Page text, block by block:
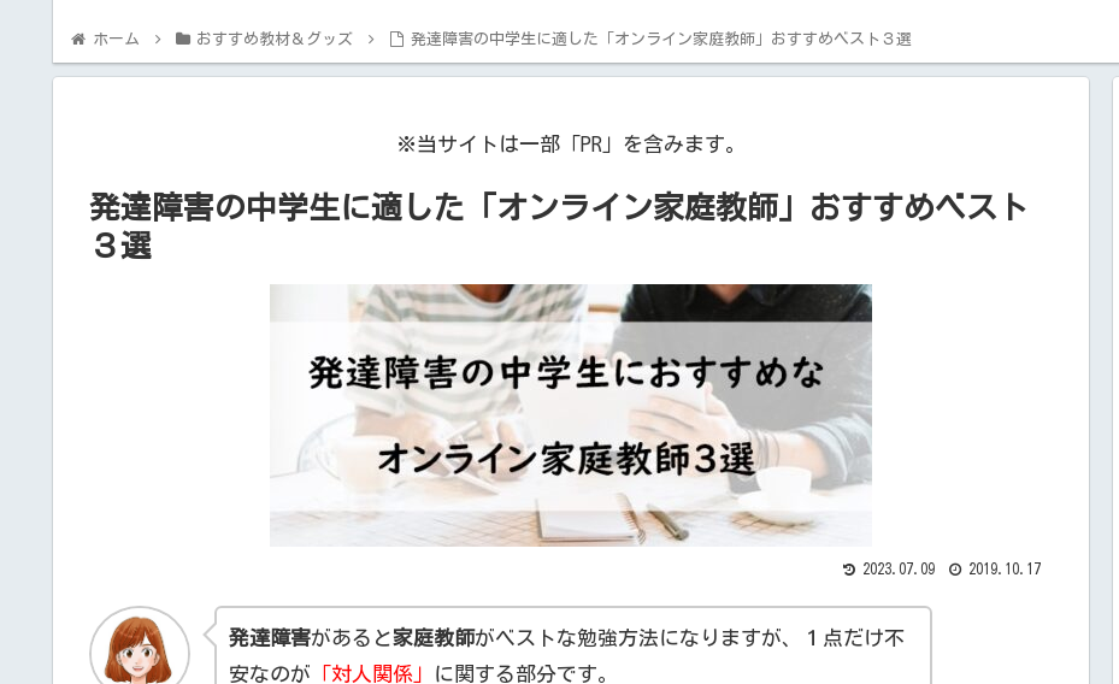
ホーム おすすめ教材＆グッズ 発達障害の中学生に適した「オンライン家庭教師」おすすめベスト３選
※当サイトは一部「PR」を含みます。
発達障害の中学生に適した「オンライン家庭教師」おすすめベスト
３選
2023.07.09 2019.10.17
発達障害があると家庭教師がベストな勉強方法になりますが、１点だけ不
安なのが 「対人関係」 に関する部分です。